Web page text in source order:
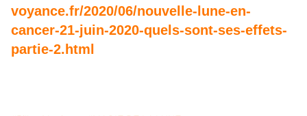
voyance.fr/2020/06/nouvelle-lune-en-
cancer-21-juin-2020-quels-sont-ses-effets-
partie-2.html